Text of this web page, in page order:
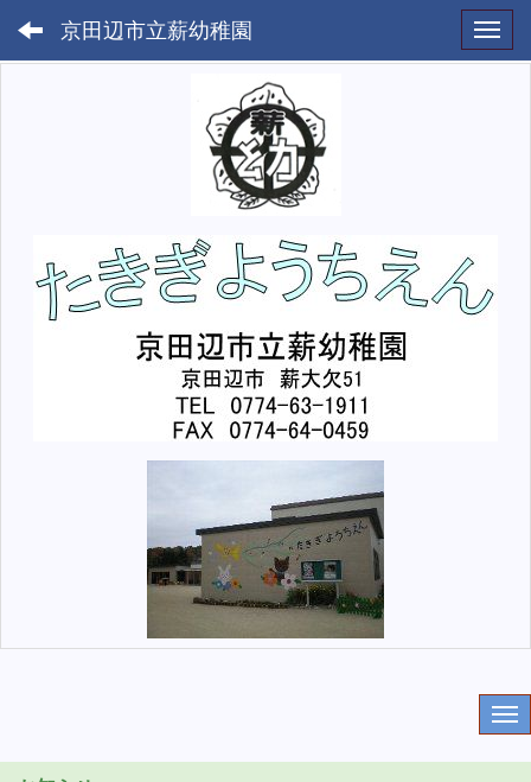
京田辺市立薪幼稚園